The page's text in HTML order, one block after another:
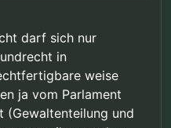
kein
eines
(Schlaf, Nahrung,
ehrlich ist das schon sehr
wenn alle von
Erfolg ausgehen. Ich
die aktuelle Regierung
Autorität gar nicht mehr
nehmen können. “Guilty
proven innocent” ist halt
meine Vorstellung von
zu bestrafen,
irgendeine empirische
und inkl. den
ein absolutes und
Verbot zu
darf sich nur
in
weise
ja vom Parlament
(Gewaltenteilung und